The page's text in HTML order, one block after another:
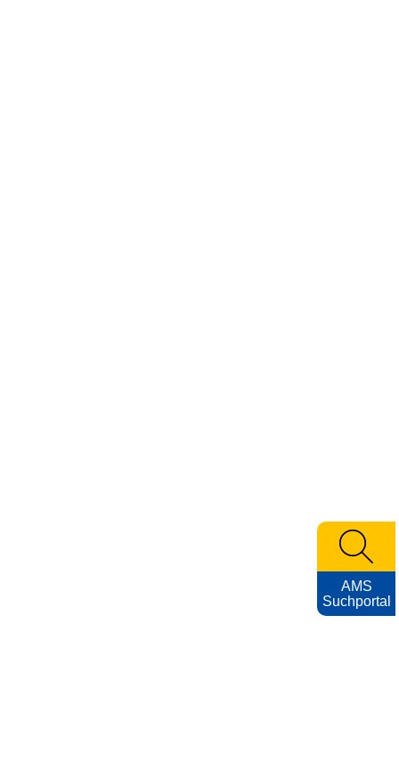
AMS
Suchportal